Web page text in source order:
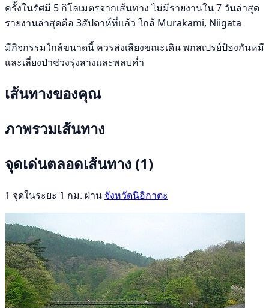
ครั้งในรัศมี 5 กิโลเมตรจากเส้นทาง ไม่มีรายงานใน 7 วันล่าสุด
รายงานล่าสุดคือ 3สัปดาห์ที่แล้ว ใกล้ Murakami, Niigata
มีกิจกรรมใกล้ขนาดนี้ ควรส่งเสียงขณะเดิน พกสเปรย์ป้องกันหมี
และเลี่ยงป่าช่วงรุ่งสางและพลบค่ำ
เส้นทางของคุณ
ภาพรวมเส้นทาง
จุดเด่นตลอดเส้นทาง (1)
1 จุดในระยะ 1 กม. ผ่าน จังหวัดนิอิกาตะ